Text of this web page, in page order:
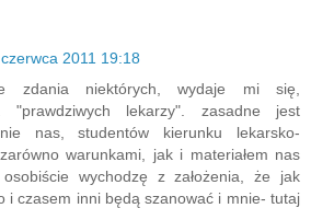
2011 19:18
zdania niektórych, wydaje mi się,
"prawdziwych lekarzy". zasadne jest
nas, studentów kierunku lekarsko-
warunkami, jak i materiałem nas
osobiście wychodzę z założenia, że jak
i czasem inni będą szanować i mnie- tutaj